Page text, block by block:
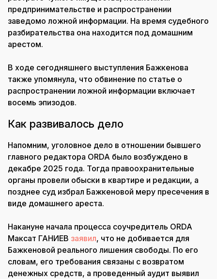
предпринимательстве и распространении
заведомо ложной информации. На время судебного
разбирательства она находится под домашним
арестом.
В ходе сегодняшнего выступления Бажкенова
также упомянула, что обвинение по статье о
распространении ложной информации включает
восемь эпизодов.
Как развивалось дело
Напомним, уголовное дело в отношении бывшего
главного редактора ORDA было возбуждено в
декабре 2025 года. Тогда правоохранительные
органы провели обыски в квартире и редакции, а
позднее суд избрал Бажкеновой меру пресечения в
виде домашнего ареста.
Накануне начала процесса соучредитель ORDA
Максат ГАНИЕВ заявил, что не добивается для
Бажкеновой реального лишения свободы. По его
словам, его требования связаны с возвратом
денежных средств, а проведенный аудит выявил